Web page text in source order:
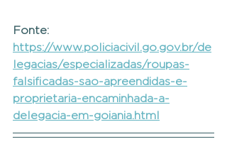
Fonte:
https://www.policiacivil.go.gov.br/de
legacias/especializadas/roupas-
falsificadas-sao-apreendidas-e-
proprietaria-encaminhada-a-
delegacia-em-goiania.html